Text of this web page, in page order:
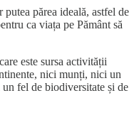
părea ideală, astfel de
ca viața pe Pământ să
este sursa activității
nici munți, nici un
fel de biodiversitate și de